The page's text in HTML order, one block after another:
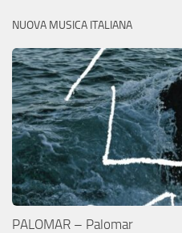
NUOVA MUSICA ITALIANA
PALOMAR – Palomar